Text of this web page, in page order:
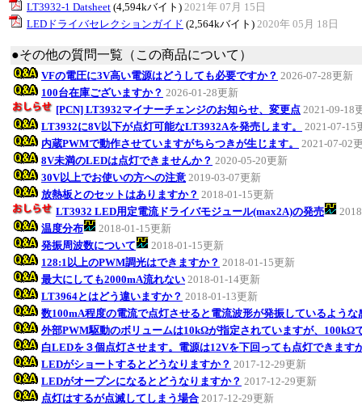
LT3932-1 Datsheet (4,594kバイト) 2021年 07月 15日
LEDドライバセレクションガイド (2,564kバイト) 2020年 05月 18日
●その他の質問一覧（この商品について）
VFの電圧に3V高い電源はどうしても必要ですか？ 2026-07-28更新
100台在庫ございますか？ 2026-01-28更新
[PCN] LT3932マイナーチェンジのお知らせ、変更点 2021-09-18
LT3932に8V以下が点灯可能なLT3932Aを発売します。
2021-07-15
内蔵PWMで動作させていますがちらつきが生じます。
2021-07-02
8V未満のLEDは点灯できませんか？ 2020-05-20更新
30V以上でお使いの方への注意 2019-03-07更新
放熱板とのセットはありますか？ 2018-01-15更新
LT3932 LED用定電流ドライバモジュール(max2A)の発売
温度分布
2018-01-15更新
発振周波数について
2018-01-15更新
128:1以上のPWM調光はできますか？ 2018-01-15更新
最大にしても2000mA流れない 2018-01-14更新
LT3964とはどう違いますか？ 2018-01-13更新
数100mA程度の電流で点灯させると電流波形が発振しているような
外部PWM駆動のボリュームは10kΩが指定されていますが、100kΩ
白LEDを３個点灯させます。電源は12Vを下回っても点灯できます
LEDがショートするとどうなりますか？ 2017-12-29更新
LEDがオープンになるとどうなりますか？ 2017-12-29更新
点灯はするが点滅してしまう場合 2017-12-29更新